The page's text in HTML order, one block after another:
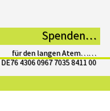
Spenden…
für den langen Atem……
DE76 4306 0967 7035 8411 00